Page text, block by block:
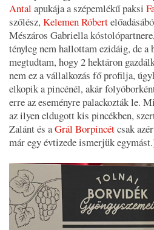
Antal apukája a szépemlékű paksi
szőlész,Kelemen Róbert
Mészáros Gabriella
tényleg nem hallottam ezidáig, de a
megtudtam, hogy 2 hektáron
nem ez a vállalkozás fő profilja,
elkopik a pincénél, akár
erre az eseményre palackozták le.
az ilyen eldugott kis pincékben,
Zalánt és aGrál Borpincétcsak
már egy évtizede ismerjük